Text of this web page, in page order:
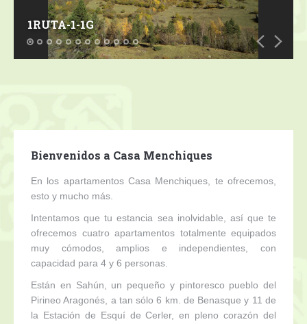
1RUTA-1-1G
Bienvenidos a Casa Menchiques
En los apartamentos Casa Menchiques, te ofrecemos,
esto y mucho más.
Intentamos que tu estancia sea inolvidable, así que te
ofrecemos cuatro apartamentos totalmente equipados
muy cómodos, amplios e independientes, con
capacidad para 4 y 6 personas.
Están en Sahún, un pequeño y pintoresco pueblo del
Pirineo Aragonés, a tan sólo 6 km. de Benasque y 11 de
la Estación de Esquí de Cerler, en pleno corazón del